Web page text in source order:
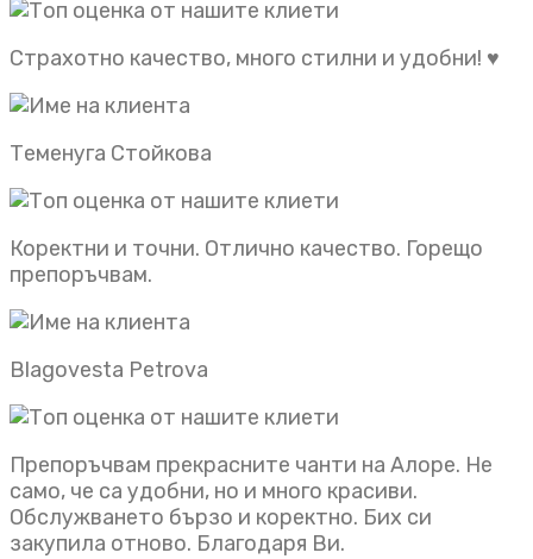
Страхотно качество, много стилни и удобни! ♥️
Теменуга Стойкова
Коректни и точни. Отлично качество. Горещо
препоръчвам.
Blagovesta Petrova
Препоръчвам прекрасните чанти на Алоре. Не
само, че са удобни, но и много красиви.
Обслужването бързо и коректно. Бих си
закупила отново. Благодаря Ви.